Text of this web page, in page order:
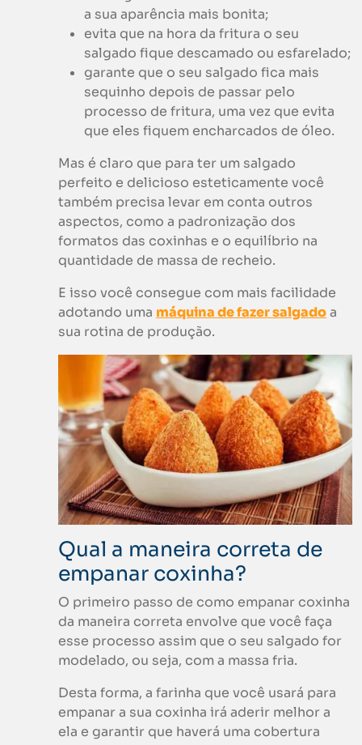
a sua aparência mais bonita;
evita que na hora da fritura o seu
salgado fique descamado ou esfarelado;
garante que o seu salgado fica mais
sequinho depois de passar pelo
processo de fritura, uma vez que evita
que eles fiquem encharcados de óleo.
Mas é claro que para ter um salgado
perfeito e delicioso esteticamente você
também precisa levar em conta outros
aspectos, como a padronização dos
formatos das coxinhas e o equilíbrio na
quantidade de massa de recheio.
E isso você consegue com mais facilidade
adotando uma máquina de fazer salgadoa
sua rotina de produção.
Qual a maneira correta de
empanar coxinha?
O primeiro passo de como empanar coxinha
da maneira correta envolve que você faça
esse processo assim que o seu salgado for
modelado, ou seja, com a massa fria.
Desta forma, a farinha que você usará para
empanar a sua coxinha irá aderir melhor a
ela e garantir que haverá uma cobertura